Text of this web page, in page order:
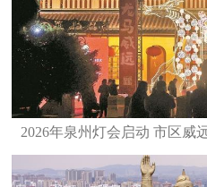
2026年泉州灯会启动 市区威